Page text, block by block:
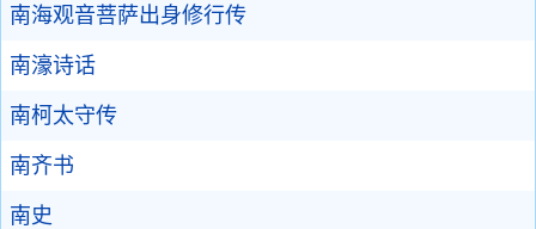
南海观音菩萨出身修行传
南濠诗话
南柯太守传
南齐书
南史